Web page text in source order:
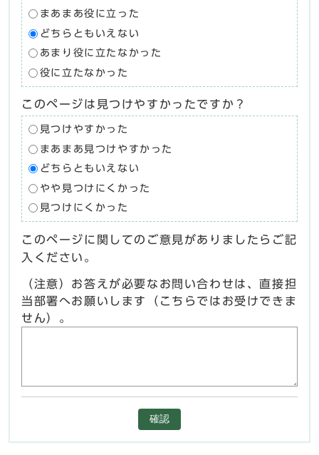
まあまあ役に立った
どちらともいえない
あまり役に立たなかった
役に立たなかった
このページは見つけやすかったですか？
見つけやすかった
まあまあ見つけやすかった
どちらともいえない
やや見つけにくかった
見つけにくかった
このページに関してのご意見がありましたらご記
入ください。
（注意）お答えが必要なお問い合わせは、直接担
当部署へお願いします（こちらではお受けできま
せん）。
確認